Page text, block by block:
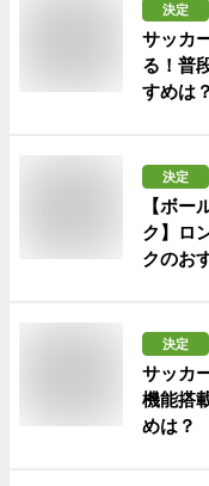
決定
サッカ
る！普
すめは？
決定
【ボー
ク】ロ
クのお
決定
サッカ
機能搭
めは？